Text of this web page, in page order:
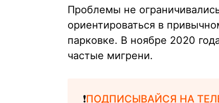
Проблемы не
ориентироваться в
парковке. В ноябре 2020
частые мигрени.
❗️ПОДПИСЫВАЙСЯ НА